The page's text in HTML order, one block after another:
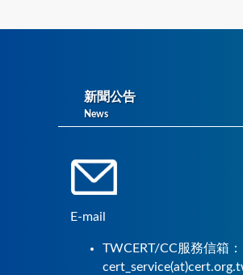
新聞公告
News
E-mail
TWCERT/CC服務信箱：